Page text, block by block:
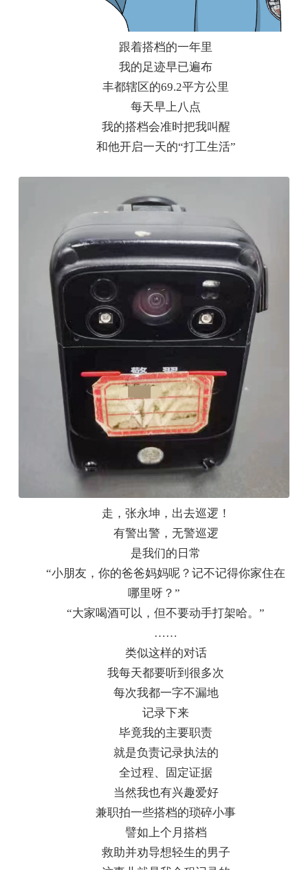
跟着搭档的一年里
我的足迹早已遍布
丰都辖区的69.2平方公里
每天早上八点
我的搭档会准时把我叫醒
和他开启一天的“打工生活”
走，张永坤，出去巡逻！
有警出警，无警巡逻
是我们的日常
“小朋友，你的爸爸妈妈呢？记不记得你家住在
哪里呀？”
“大家喝酒可以，但不要动手打架哈。”
……
类似这样的对话
我每天都要听到很多次
每次我都一字不漏地
记录下来
毕竟我的主要职责
就是负责记录执法的
全过程、固定证据
当然我也有兴趣爱好
兼职拍一些搭档的琐碎小事
譬如上个月搭档
救助并劝导想轻生的男子